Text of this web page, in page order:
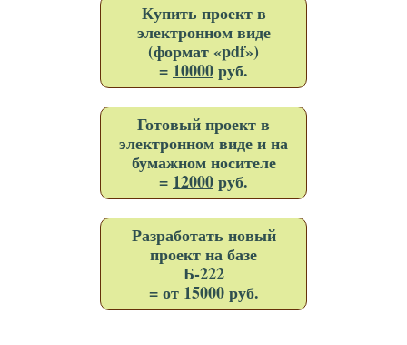
Купить проект в
электронном виде
(формат «pdf»)
= 10000руб.
Готовый проект в
электронном виде и на
бумажном носителе
= 12000руб.
Разработать новый
проект на базе
Б-222
= от 15000 руб.